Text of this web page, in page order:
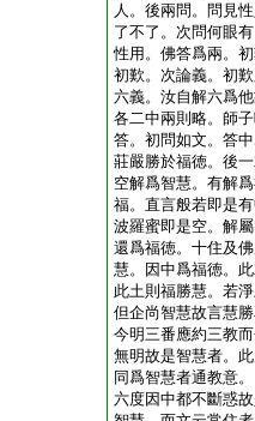
人。後兩問。問見
了不了。次問何眼
性用。佛答爲兩。
初歎。次論義。初
六義。汝自解六爲
各二中兩則略。師
答。初問如文。答
莊嚴勝於福徳。後
空解爲智慧。有解
福。直言般若即是
波羅蜜即是空。解
還爲福徳。十住及
慧。因中爲福徳。
此土則福勝慧。若
但企尚智慧故言慧
今明三番應約三教
無明故是智慧者。
同爲智慧者通教意
六度因中都不斷惑